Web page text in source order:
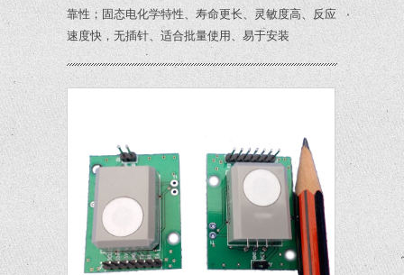
靠性；固态电化学特性、寿命更长、灵敏度高、反应
速度快，无插针、适合批量使用、易于安装